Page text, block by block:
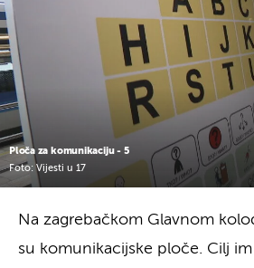
Ploča za komunikaciju - 5
Foto: Vijesti u 17
Na zagrebačkom Glavnom
su komunikacijske ploče. Cilj